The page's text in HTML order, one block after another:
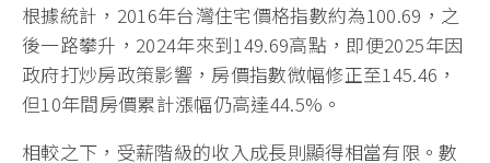
根據統計，2016年台灣住宅價格指數約為100.69，之
後一路攀升，2024年來到149.69高點，即便2025年因
政府打炒房政策影響，房價指數微幅修正至145.46，
但10年間房價累計漲幅仍高達44.5%。
相較之下，受薪階級的收入成長則顯得相當有限。數